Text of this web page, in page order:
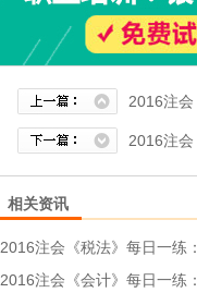
2016注会
2016注会
相关资讯
2016注会《税法》每日一练：交
2016注会《会计》每日一练：